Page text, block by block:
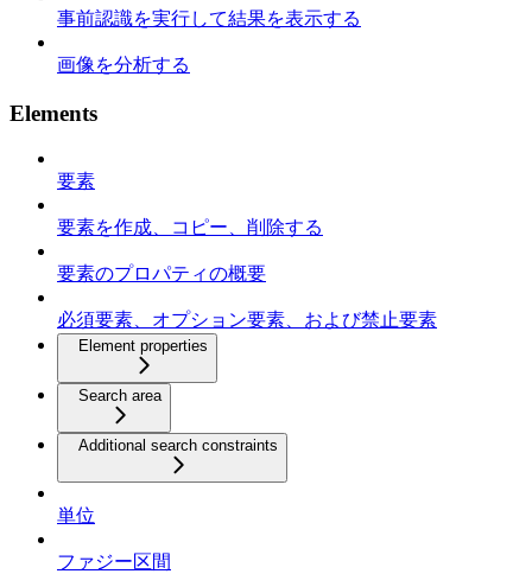
事前認識を実行して結果を表示する
画像を分析する
Elements
要素
要素を作成、コピー、削除する
要素のプロパティの概要
必須要素、オプション要素、および禁止要素
Element properties
Search area
Additional search constraints
単位
ファジー区間